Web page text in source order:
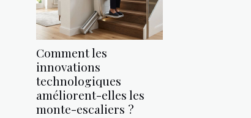
Comment les
innovations
technologiques
améliorent-elles les
monte-escaliers ?